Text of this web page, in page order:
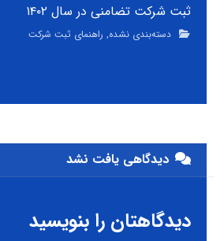
ثبت شرکت تضامنی در سال ۱۴۰۲
دسته‌بندی نشده, راهنمای ثبت شرکت
دیدگاهی یافت نشد
دیدگاهتان را بنویسید